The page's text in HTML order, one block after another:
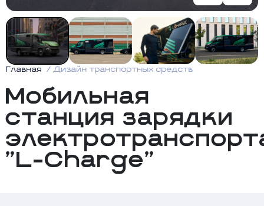
Главная Дизайн транспортных средств
Мобильная
станция зарядки
"L-Charge"